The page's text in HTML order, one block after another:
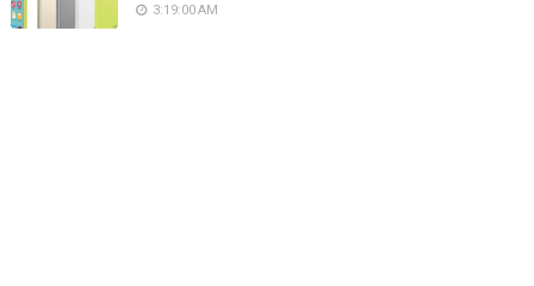
3:19:00 AM